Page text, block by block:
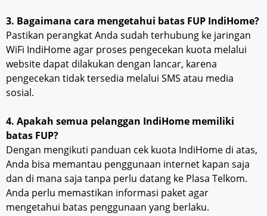
3. Bagaimana cara mengetahui batas FUP IndiHome?
Pastikan perangkat Anda sudah terhubung ke jaringan
WiFi IndiHome agar proses pengecekan kuota melalui
website dapat dilakukan dengan lancar, karena
pengecekan tidak tersedia melalui SMS atau media
sosial.
4. Apakah semua pelanggan IndiHome memiliki
batas FUP?
Dengan mengikuti panduan cek kuota IndiHome di atas,
Anda bisa memantau penggunaan internet kapan saja
dan di mana saja tanpa perlu datang ke Plasa Telkom.
Anda perlu memastikan informasi paket agar
mengetahui batas penggunaan yang berlaku.